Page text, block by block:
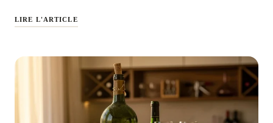
LIRE L'ARTICLE